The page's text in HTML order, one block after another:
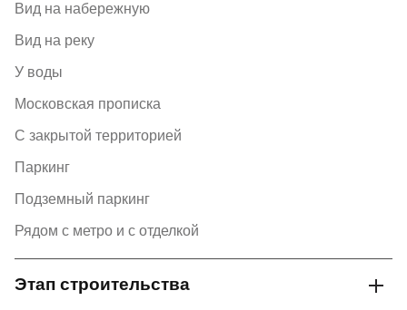
Вид на набережную
Вид на реку
У воды
Московская прописка
С закрытой территорией
Паркинг
Подземный паркинг
Рядом с метро и с отделкой
Этап строительства